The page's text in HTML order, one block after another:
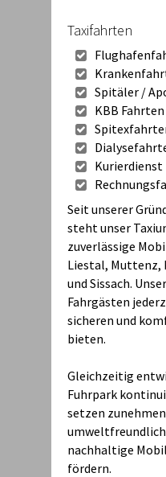
Taxifahrten
Spitäler /
KBB
Kurierdienst
Seit unserer
steht unser
zuverlässige
Liestal,
und Sissach.
Fahrgästen
sicheren und
bieten.
Gleichzeitig
Fuhrpark
setzen
nachhaltige
fördern.